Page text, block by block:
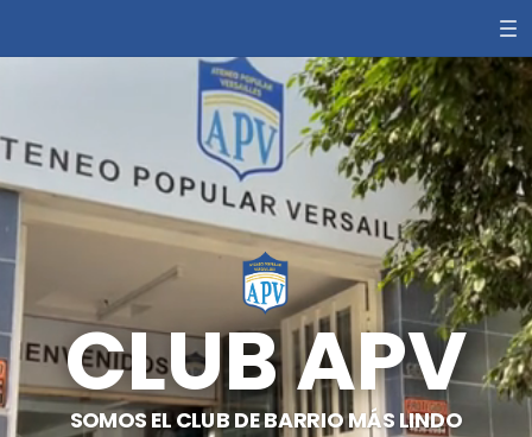
CLUB APV
SOMOS EL CLUB DE BARRIO MÁS LINDO